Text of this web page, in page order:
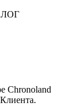
Chronoland